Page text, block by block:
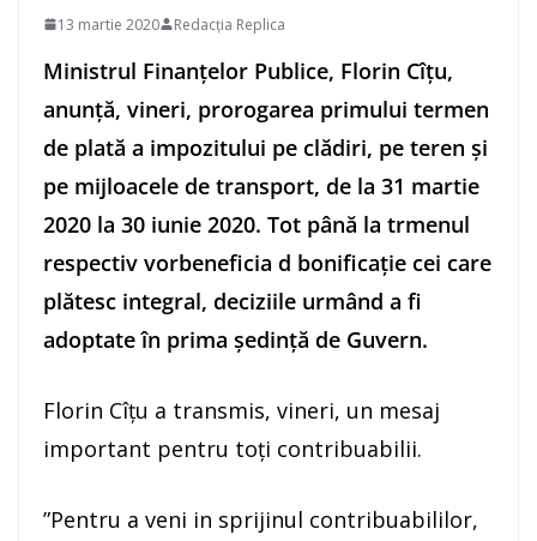
13 martie 2020 Redacția Replica
Ministrul Finanţelor Publice, Florin Cîţu,
anunţă, vineri, prorogarea primului termen
de plată a impozitului pe clădiri, pe teren şi
pe mijloacele de transport, de la 31 martie
2020 la 30 iunie 2020. Tot până la trmenul
respectiv vorbeneficia d bonificaţie cei care
plătesc integral, deciziile urmând a fi
adoptate în prima şedinţă de Guvern.
Florin Cîţu a transmis, vineri, un mesaj
important pentru toţi contribuabilii.
”Pentru a veni in sprijinul contribuabililor,